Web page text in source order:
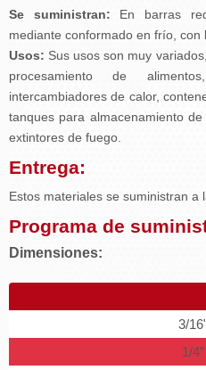
Se suministran: En barras
mediante conformado en frío, con
Usos: Sus usos son muy
procesamiento de
intercambiadores de calor,
tanques para almacenamiento
extintores de fuego.
Entrega:
Estos materiales se suministran a
Programa de
Dimensiones:
3/
1/4”